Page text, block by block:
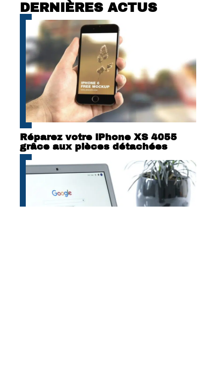
DERNIÈRES ACTUS
Réparez votre iPhone XS 4055
grâce aux pièces détachées